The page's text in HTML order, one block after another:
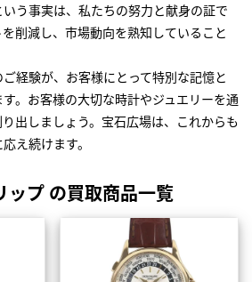
う事実は、私たちの努力と献身の証で
削減し、市場動向を熟知していること
経験が、お客様にとって特別な記憶と
。お客様の大切な時計やジュエリーを通
出しましょう。宝石広場は、これからも
え続けます。
ップ の買取商品一覧